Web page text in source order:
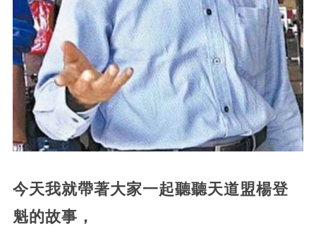
今天我就帶著大家一起聽聽天道盟楊登
魁的故事，